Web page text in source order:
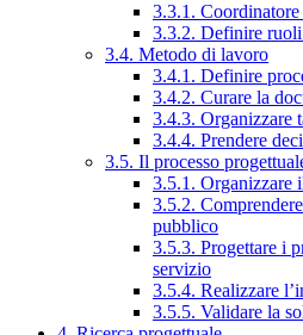
3.3.1.
3.3.2. Definire ruoli
3.4. Metodo di lavoro
3.4.1. Definire
3.4.2. Curare la
3.4.3. Organizzare
3.4.4. Prendere
3.5. Il processo
3.5.1. Organizzare
3.5.2.
pubblico
3.5.3. Progettare i
servizio
3.5.4. Realizzare
3.5.5. Validare la